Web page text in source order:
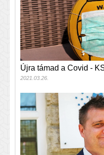
Újra támad a Covid -
2021.03.26.